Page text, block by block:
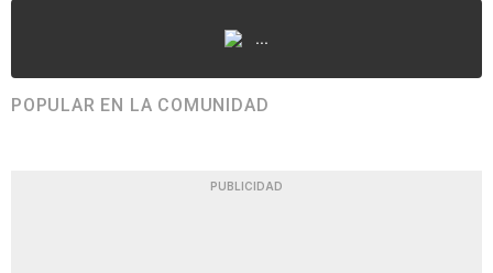
...
POPULAR EN LA COMUNIDAD
PUBLICIDAD